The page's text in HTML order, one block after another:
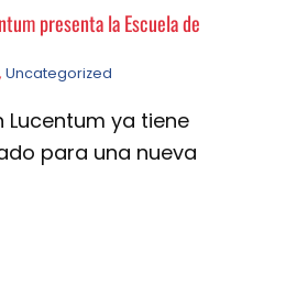
presenta la Escuela de
, Uncategorized
Lucentum ya tiene
para una nueva